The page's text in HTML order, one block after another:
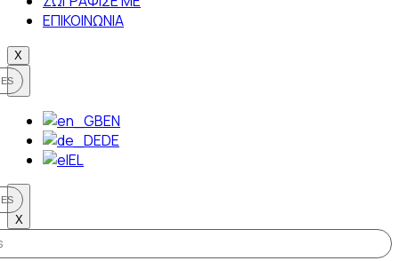
ΕΠΙΚΟΙΝΩΝΙΑ
X
EN
DE
EL
X